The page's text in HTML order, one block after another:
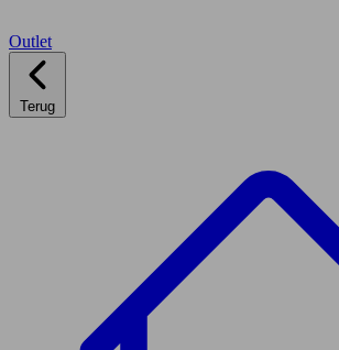
Outlet
Terug